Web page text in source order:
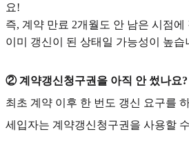
요!
즉, 계약 만료 2개월도 안 남은 시점
이미 갱신이 된 상태일 가능성이 높습
② 계약갱신청구권을 아직 안 썼나요
최초 계약 이후 한 번도 갱신 요구를
세입자는 계약갱신청구권을 사용할